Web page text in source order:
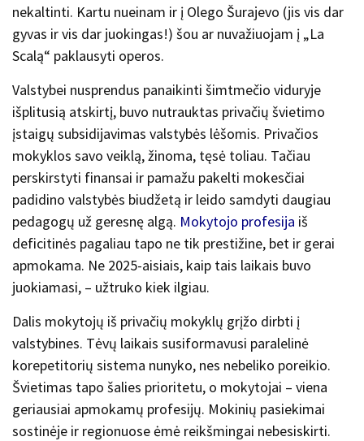
nekaltinti. Kartu nueinam ir į Olego Šurajevo (jis vis dar
gyvas ir vis dar juokingas!) šou ar nuvažiuojam į „La
Scalą“ paklausyti operos.
Valstybei nusprendus panaikinti šimtmečio viduryje
išplitusią atskirtį, buvo nutrauktas privačių švietimo
įstaigų subsidijavimas valstybės lėšomis. Privačios
mokyklos savo veiklą, žinoma, tęsė toliau. Tačiau
perskirstyti finansai ir pamažu pakelti mokesčiai
padidino valstybės biudžetą ir leido samdyti daugiau
pedagogų už geresnę algą. Mokytojo profesija iš
deficitinės pagaliau tapo ne tik prestižine, bet ir gerai
apmokama. Ne 2025-aisiais, kaip tais laikais buvo
juokiamasi, – užtruko kiek ilgiau.
Dalis mokytojų iš privačių mokyklų grįžo dirbti į
valstybines. Tėvų laikais susiformavusi paralelinė
korepetitorių sistema nunyko, nes nebeliko poreikio.
Švietimas tapo šalies prioritetu, o mokytojai – viena
geriausiai apmokamų profesijų. Mokinių pasiekimai
sostinėje ir regionuose ėmė reikšmingai nebesiskirti.